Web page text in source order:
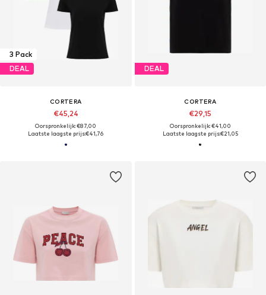
3 Pack
DEAL
CORTERA
€45,24
Oorspronkelijk: €87,00
Laatste laagste prijs:€41,76
DEAL
CORTERA
€29,15
Oorspronkelijk: €41,00
Laatste laagste prijs:€21,05